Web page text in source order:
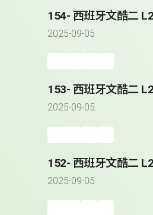
154- 西班牙文酷二
2025-09-05
153- 西班牙文酷二
2025-09-05
152- 西班牙文酷二
2025-09-05